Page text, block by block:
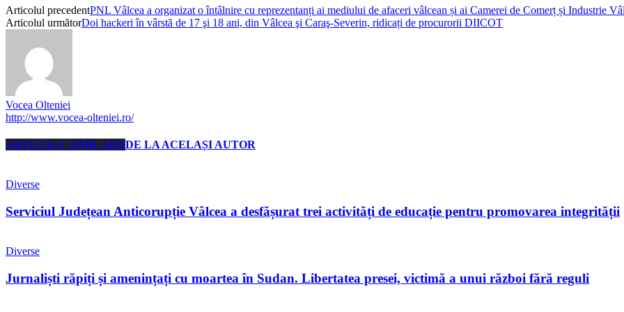
Articolul precedentPNL Vâlcea a organizat o întâlnire cu reprezentanți ai mediului de afaceri vâlcean și ai Camerei de Comerț și Industrie
Articolul următorDoi hackeri în vârstă de 17 şi 18 ani, din Vâlcea şi Caraş-Severin, ridicați de procurorii DIICOT
Vocea Olteniei
http://www.vocea-olteniei.ro/
ARTICOLE SIMILAREDE LA ACELAȘI AUTOR
Diverse
Serviciul Județean Anticorupție Vâlcea a desfășurat trei activități de educație pentru promovarea integrității
Diverse
Jurnaliști răpiți și amenințați cu moartea în Sudan. Libertatea presei, victimă a unui război fără reguli